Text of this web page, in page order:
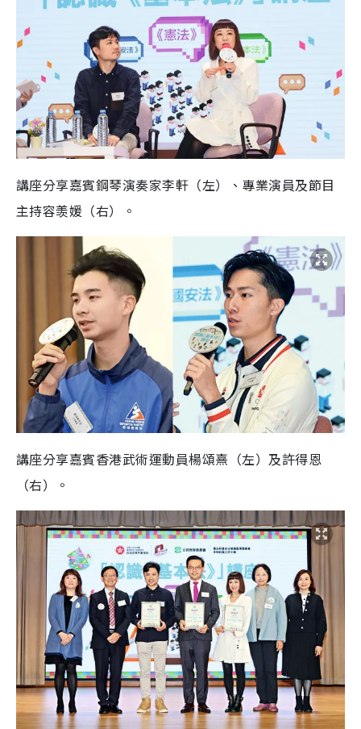
講座分享嘉賓鋼琴演奏家李軒（左）、專業演員及節目
主持容羡媛（右）。
講座分享嘉賓香港武術運動員楊頌熹（左）及許得恩
（右）。